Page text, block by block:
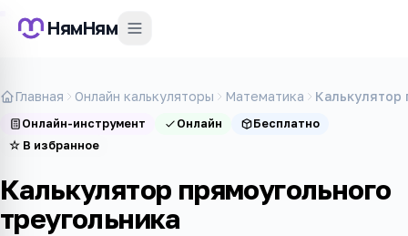
НямНям
Главная Онлайн калькуляторы Математика Калькулятор
Онлайн-инструмент Онлайн
Бесплатно
☆ В избранное
Калькулятор прямоугольного
треугольника